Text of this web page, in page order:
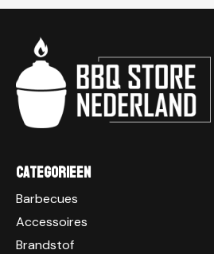
Categorieen
Barbecues
Accessoires
Brandstof